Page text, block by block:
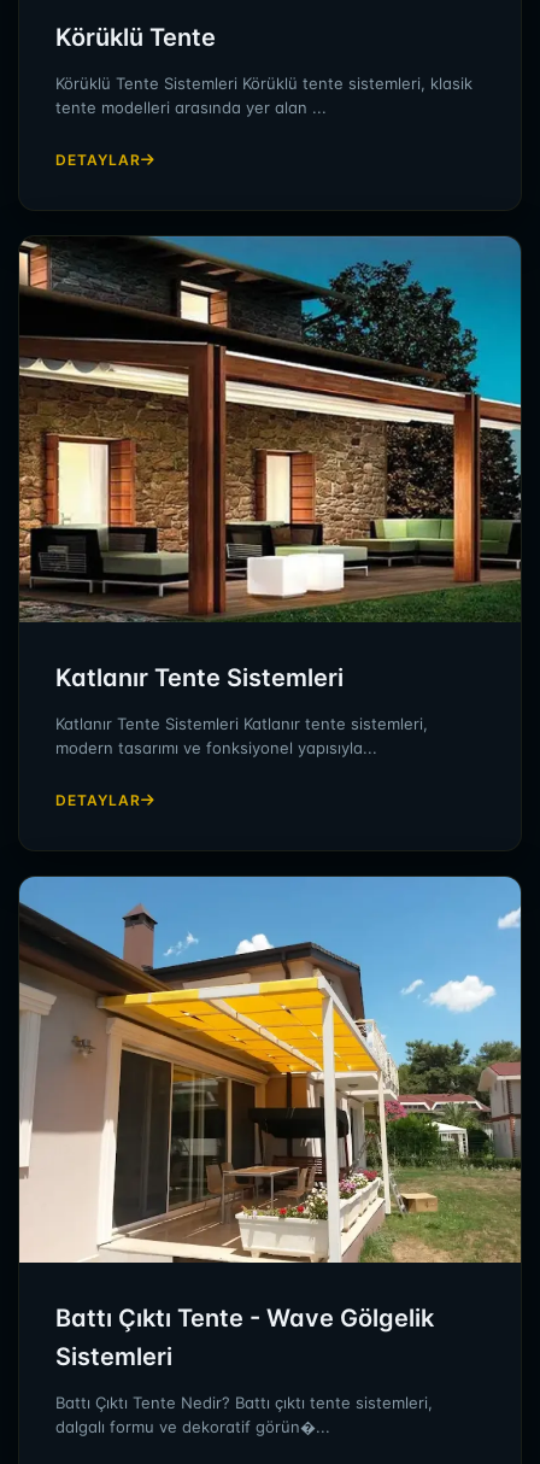
Körüklü Tente
Körüklü Tente Sistemleri Körüklü tente sistemleri, klasik
tente modelleri arasında yer alan ...
DETAYLAR
Katlanır Tente Sistemleri
Katlanır Tente Sistemleri Katlanır tente sistemleri,
modern tasarımı ve fonksiyonel yapısıyla...
DETAYLAR
Battı Çıktı Tente - Wave Gölgelik
Sistemleri
Battı Çıktı Tente Nedir? Battı çıktı tente sistemleri,
dalgalı formu ve dekoratif görün�...